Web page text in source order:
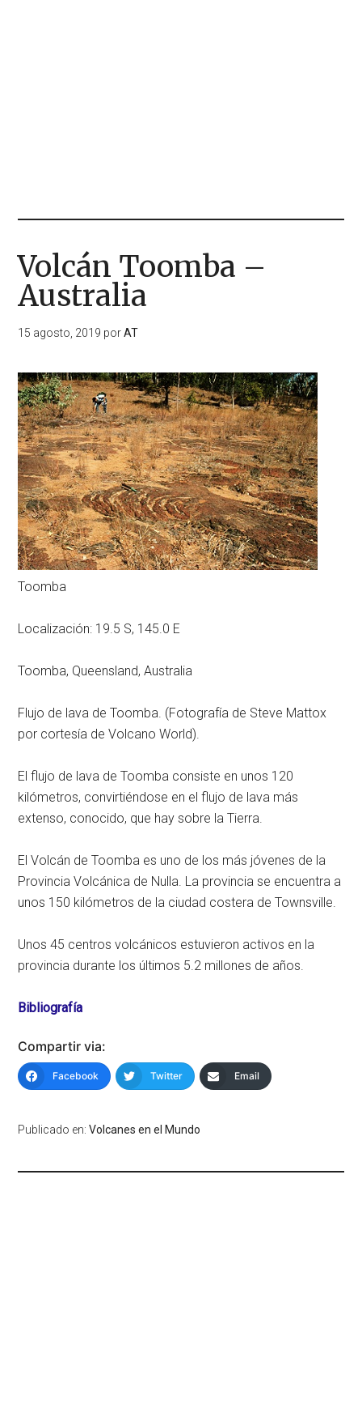
Volcán Toomba –
Australia
15 agosto, 2019 porAT
Toomba
Localización: 19.5 S, 145.0 E
Toomba, Queensland, Australia
Flujo de lava de Toomba. (Fotografía de Steve Mattox
por cortesía de Volcano World).
El flujo de lava de Toomba consiste en unos 120
kilómetros, convirtiéndose en el flujo de lava más
extenso, conocido, que hay sobre la Tierra.
El Volcán de Toomba es uno de los más jóvenes de la
Provincia Volcánica de Nulla. La provincia se encuentra a
unos 150 kilómetros de la ciudad costera de Townsville.
Unos 45 centros volcánicos estuvieron activos en la
provincia durante los últimos 5.2 millones de años.
Bibliografía
Compartir via:
Facebook Twitter Email
Publicado en:Volcanes en el Mundo